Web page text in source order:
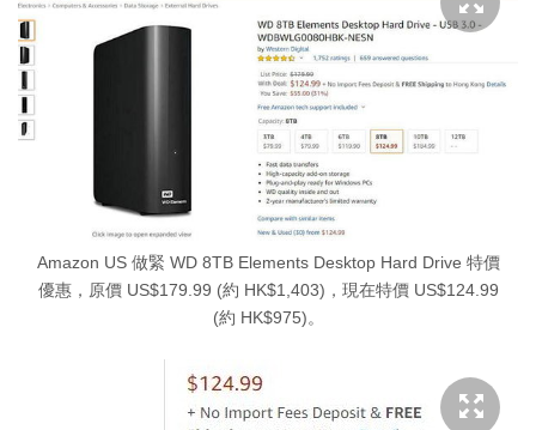
Amazon US 做緊 WD 8TB Elements Desktop Hard Drive 特價
優惠，原價 US$179.99 (約 HK$1,403)，現在特價 US$124.99
(約 HK$975)。